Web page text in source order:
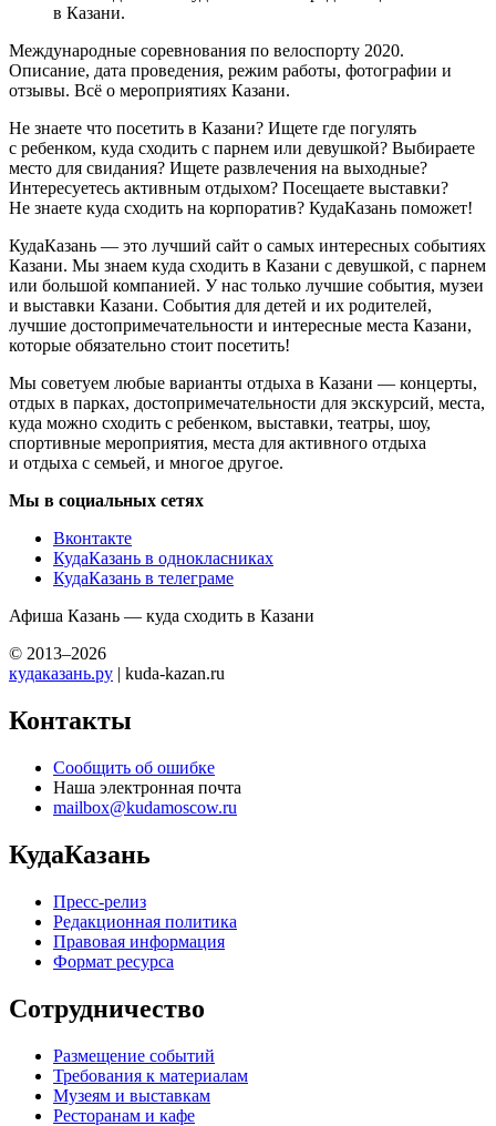
в Казани.
Международные соревнования по велоспорту 2020.
Описание, дата проведения, режим работы, фотографии и
отзывы. Всё о мероприятиях Казани.
Не знаете что посетить в Казани? Ищете где погулять
с ребенком, куда сходить с парнем или девушкой? Выбираете
место для свидания? Ищете развлечения на выходные?
Интересуетесь активным отдыхом? Посещаете выставки?
Не знаете куда сходить на корпоратив? КудаКазань поможет!
КудаКазань — это лучший сайт о самых интересных событиях
Казани. Мы знаем куда сходить в Казани с девушкой, с парнем
или большой компанией. У нас только лучшие события, музеи
и выставки Казани. События для детей и их родителей,
лучшие достопримечательности и интересные места Казани,
которые обязательно стоит посетить!
Мы советуем любые варианты отдыха в Казани — концерты,
отдых в парках, достопримечательности для экскурсий, места,
куда можно сходить с ребенком, выставки, театры, шоу,
спортивные мероприятия, места для активного отдыха
и отдыха с семьей, и многое другое.
Мы в социальных сетях
Вконтакте
КудаКазань в однокласниках
КудаКазань в телеграме
Афиша Казань — куда сходить в Казани
© 2013–2026
кудаказань.ру | kuda-kazan.ru
Контакты
Сообщить об ошибке
Наша электронная почта
mailbox@kudamoscow.ru
КудаКазань
Пресс-релиз
Редакционная политика
Правовая информация
Формат ресурса
Сотрудничество
Размещение событий
Требования к материалам
Музеям и выставкам
Ресторанам и кафе